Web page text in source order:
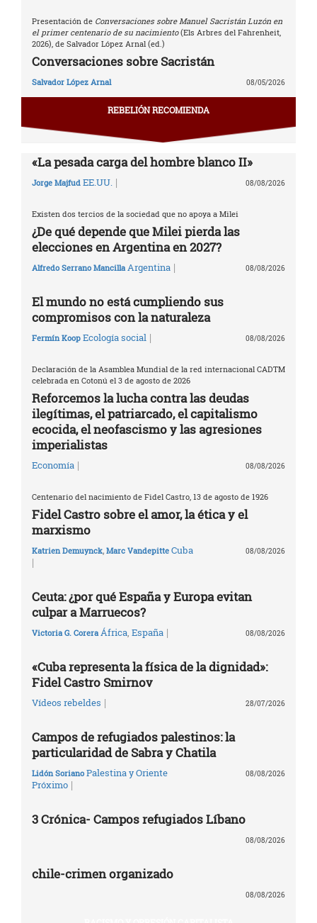
Presentación de Conversaciones sobre Manuel Sacristán Luzón en
el primer centenario de su nacimiento(Els Arbres del Fahrenheit,
2026), de Salvador López Arnal (ed.)
Conversaciones sobre Sacristán
Salvador López Arnal 08/05/2026
REBELIÓN RECOMIENDA
«La pesada carga del hombre blanco II»
Jorge Majfud EE.UU. | 08/08/2026
Existen dos tercios de la sociedad que no apoya a Milei
¿De qué depende que Milei pierda las
elecciones en Argentina en 2027?
Alfredo Serrano Mancilla Argentina | 08/08/2026
El mundo no está cumpliendo sus
compromisos con la naturaleza
Fermín Koop Ecología social | 08/08/2026
Declaración de la Asamblea Mundial de la red internacional CADTM
celebrada en Cotonú el 3 de agosto de 2026
Reforcemos la lucha contra las deudas
ilegítimas, el patriarcado, el capitalismo
ecocida, el neofascismo y las agresiones
imperialistas
Economía | 08/08/2026
Centenario del nacimiento de Fidel Castro, 13 de agosto de 1926
Fidel Castro sobre el amor, la ética y el
marxismo
Katrien Demuynck, Marc Vandepitte Cuba
|
08/08/2026
Ceuta: ¿por qué España y Europa evitan
culpar a Marruecos?
Victoria G. Corera África, España | 08/08/2026
«Cuba representa la física de la dignidad»:
Fidel Castro Smirnov
Vídeos rebeldes | 28/07/2026
Campos de refugiados palestinos: la
particularidad de Sabra y Chatila
Lidón Soriano Palestina y Oriente
Próximo |
08/08/2026
3 Crónica- Campos refugiados Líbano
08/08/2026
chile-crimen organizado
08/08/2026